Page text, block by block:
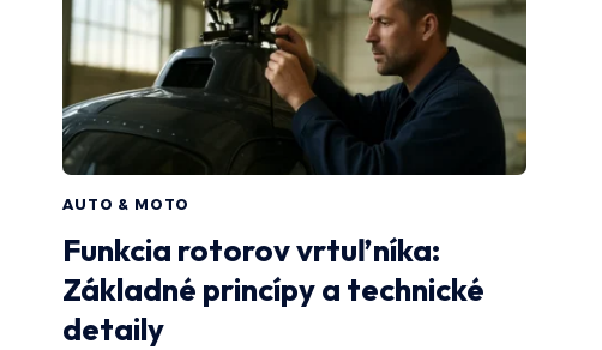
AUTO & MOTO
Funkcia rotorov vrtuľníka:
Základné princípy a technické
detaily